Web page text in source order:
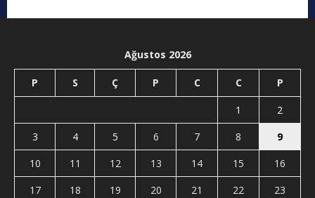
Ağustos 2026
P S Ç P C C P
1
2
3
4 5 6 7 8
9
10
11 12 13 14 15
16
17
18 19 20 21 22
23